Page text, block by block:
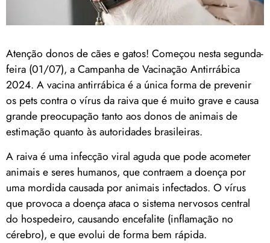
Atenção donos de cães e gatos! Começou nesta segunda-
feira (01/07), a Campanha de Vacinação Antirrábica
2024. A vacina antirrábica é a única forma de prevenir
os pets contra o vírus da raiva que é muito grave e causa
grande preocupação tanto aos donos de animais de
estimação quanto às autoridades brasileiras.
A raiva é uma infecção viral aguda que pode acometer
animais e seres humanos, que contraem a doença por
uma mordida causada por animais infectados. O vírus
que provoca a doença ataca o sistema nervosos central
do hospedeiro, causando encefalite (inflamação no
cérebro), e que evolui de forma bem rápida.